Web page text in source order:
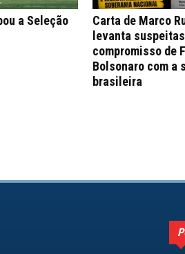
a Seleção
Carta de Marco
levanta
compromisso de
Bolsonaro com a
brasileira